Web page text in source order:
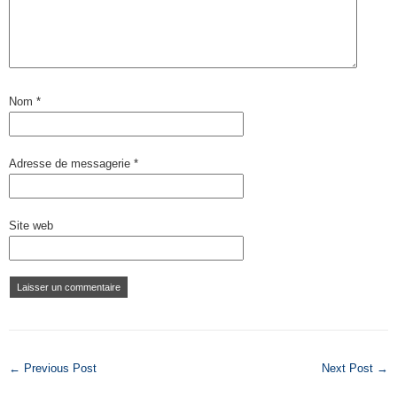
Nom *
Adresse de messagerie *
Site web
← Previous Post Next Post →